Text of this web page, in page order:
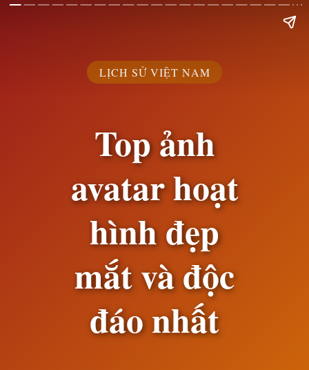
LỊCH SỬ VIỆT NAM
Top ảnh
avatar hoạt
hình đẹp
mắt và độc
đáo nhất